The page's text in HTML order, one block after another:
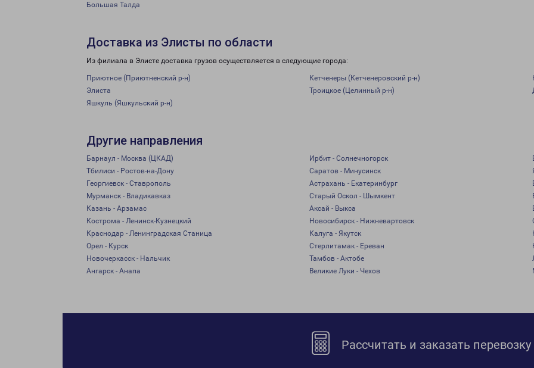
Большая Талда
Доставка из Элисты по области
Из филиала в Элисте доставка грузов осуществляется в следующие города:
Приютное (Приютненский р-н) Кетченеры (Кетченеровский р-н)
Элиста
Троицкое (Целинный р-н)
Яшкуль (Яшкульский р-н)
Другие направления
Барнаул - Москва (ЦКАД) Ирбит - Солнечногорск
Тбилиси - Ростов-на-Дону
Саратов - Минусинск
Георгиевск - Ставрополь
Астрахань - Екатеринбург
Мурманск - Владикавказ
Старый Оскол - Шымкент
Казань - Арзамас
Аксай - Выкса
Кострома - Ленинск-Кузнецкий
Новосибирск - Нижневартовск
Краснодар - Ленинградская Станица
Калуга - Якутск
Орел - Курск
Стерлитамак - Ереван
Новочеркасск - Нальчик
Тамбов - Актобе
Ангарск - Анапа
Великие Луки - Чехов
Рассчитать и заказать перевозку